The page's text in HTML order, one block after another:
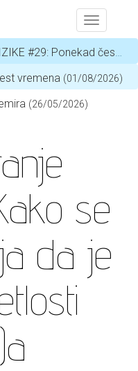
Toggle
ABECEDA FIZIKE #29: Ponekad čestica, a ponekad val – ovisi o okolnostima
vremena (01/08/2026)
(26/05/2026)
se
da je